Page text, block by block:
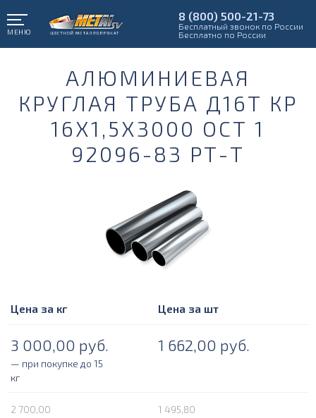
МЕНЮ
8 (800) 500-21-73
Бесплатный звонок по России
Бесплатно по России
АЛЮМИНИЕВАЯ
КРУГЛАЯ ТРУБА Д16Т КР
16Х1,5Х3000 ОСТ 1
92096-83 РТ-Т
Цена за кг Цена за шт
3 000,00 руб. 1 662,00 руб.
— при покупке до 15
кг
2 700,00
1 495,80